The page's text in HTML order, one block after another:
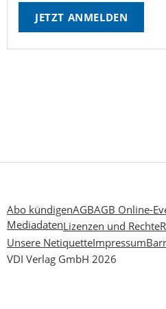
JETZT ANMELDEN
Abo kündigenAGBAGB Online-
MediadatenLizenzen und Rechte
Unsere NetiquetteImpressum
VDI Verlag GmbH 2026